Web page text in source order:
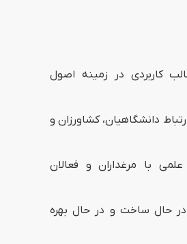
کاربردی در زمینه اصول
دانشگاهیان، کشاورزان و
علمی با مرغداران و فعالان
در حال ساخت و در حال بهره